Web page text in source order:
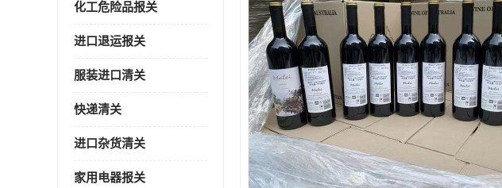
化工危险品报关
进口退运报关
服装进口清关
快递清关
进口杂货清关
家用电器报关